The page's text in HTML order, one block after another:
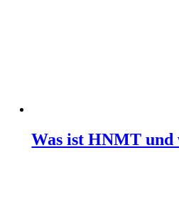
Was ist HNMT und